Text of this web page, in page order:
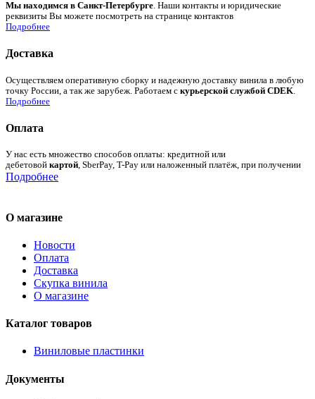
Мы находимся в Санкт-Петербурге. Наши контакты и юридические
реквизиты Вы можете посмотреть на странице контактов
Подробнее
Доставка
Осуществляем оперативную сборку и надежную доставку винила в любую
точку России, а так же зарубеж. Работаем с курьерской службой CDEK
Подробнее
Оплата
У нас есть множество способов оплаты: кредитной или
дебетовой картой, SberPay, T-Pay или наложенный платёж, при получении
Подробнее
О магазине
Новости
Оплата
Доставка
Скупка винила
О магазине
Каталог товаров
Виниловые пластинки
Документы